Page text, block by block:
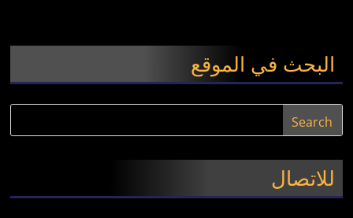
البحث في الموقع
للاتصال